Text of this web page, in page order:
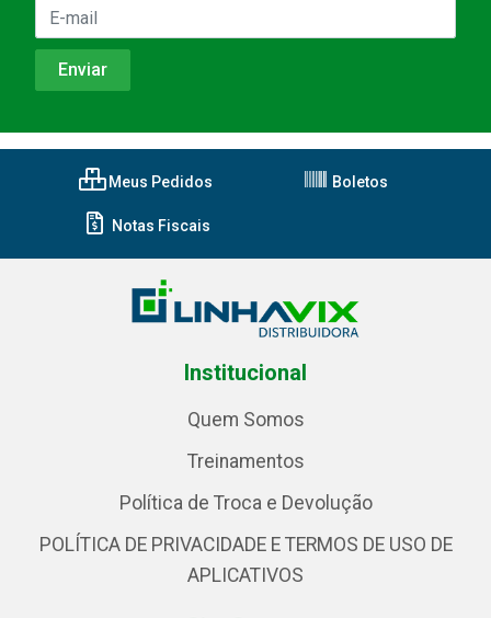
Meus Pedidos Boletos
Notas Fiscais
Institucional
Quem Somos
Treinamentos
Política de Troca e Devolução
POLÍTICA DE PRIVACIDADE E TERMOS DE USO DE
APLICATIVOS